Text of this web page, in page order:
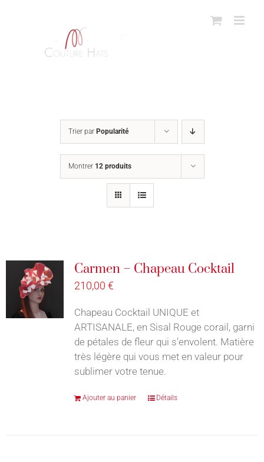
Trier par Popularité
Montrer 12 produits
Carmen – Chapeau Cocktail
210,00 €
Chapeau Cocktail UNIQUE et
ARTISANALE, en Sisal Rouge corail, garni
de pétales de fleur qui s’envolent. Matière
très légère qui vous met en valeur pour
sublimer votre tenue.
Ajouter au panier Détails